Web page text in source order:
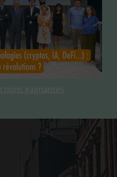
gagnantes